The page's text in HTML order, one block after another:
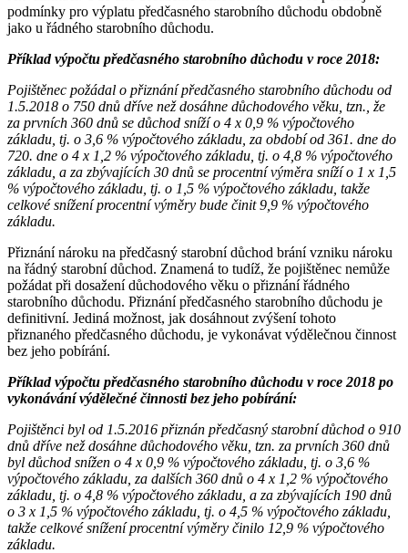
podmínky pro výplatu předčasného starobního důchodu obdobně
jako u řádného starobního důchodu.
Příklad výpočtu předčasného starobního důchodu v roce 2018:
Pojištěnec požádal o přiznání předčasného starobního důchodu od
1.5.2018 o 750 dnů dříve než dosáhne důchodového věku, tzn., že
za prvních 360 dnů se důchod sníží o 4 x 0,9 % výpočtového
základu, tj. o 3,6 % výpočtového základu, za období od 361. dne do
720. dne o 4 x 1,2 % výpočtového základu, tj. o 4,8 % výpočtového
základu, a za zbývajících 30 dnů se procentní výměra sníží o 1 x 1,5
% výpočtového základu, tj. o 1,5 % výpočtového základu, takže
celkové snížení procentní výměry bude činit 9,9 % výpočtového
základu.
Přiznání nároku na předčasný starobní důchod brání vzniku nároku
na řádný starobní důchod. Znamená to tudíž, že pojištěnec nemůže
požádat při dosažení důchodového věku o přiznání řádného
starobního důchodu. Přiznání předčasného starobního důchodu je
definitivní. Jediná možnost, jak dosáhnout zvýšení tohoto
přiznaného předčasného důchodu, je vykonávat výdělečnou činnost
bez jeho pobírání.
Příklad výpočtu předčasného starobního důchodu v roce 2018 po
vykonávání výdělečné činnosti bez jeho pobírání:
Pojištěnci byl od 1.5.2016 přiznán předčasný starobní důchod o 910
dnů dříve než dosáhne důchodového věku, tzn. za prvních 360 dnů
byl důchod snížen o 4 x 0,9 % výpočtového základu, tj. o 3,6 %
výpočtového základu, za dalších 360 dnů o 4 x 1,2 % výpočtového
základu, tj. o 4,8 % výpočtového základu, a za zbývajících 190 dnů
o 3 x 1,5 % výpočtového základu, tj. o 4,5 % výpočtového základu,
takže celkové snížení procentní výměry činilo 12,9 % výpočtového
základu.